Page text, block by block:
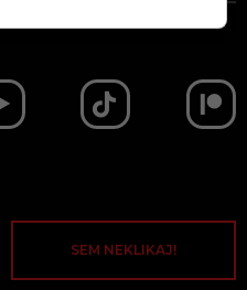
SEM NEKLIKAJ!